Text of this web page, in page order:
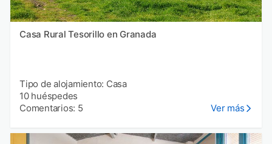
Casa Rural Tesorillo en Granada
Tipo de alojamiento: Casa
10 huéspedes
Comentarios: 5
Ver más